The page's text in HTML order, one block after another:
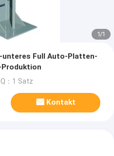
1/1
Full Auto-Platten-
：1 Satz
Kontakt